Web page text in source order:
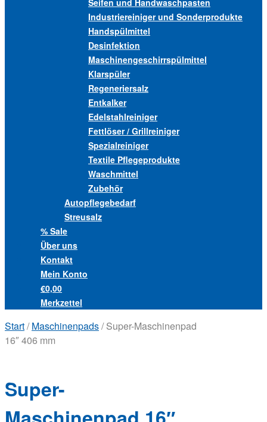
Industriereiniger und Sonderprodukte
Handspülmittel
Desinfektion
Maschinengeschirrspülmittel
Klarspüler
Regeneriersalz
Entkalker
Edelstahlreiniger
Fettlöser / Grillreiniger
Spezialreiniger
Textile Pflegeprodukte
Waschmittel
Zubehör
Autopflegebedarf
Streusalz
% Sale
Über uns
Kontakt
Mein Konto
€0,00
Merkzettel
Start/Maschinenpads/ Super-Maschinenpad
16″ 406 mm
Super-